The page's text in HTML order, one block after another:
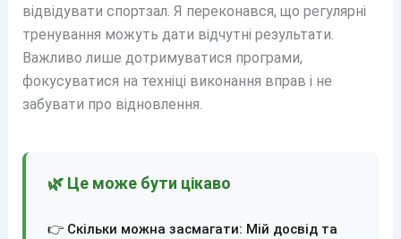
відвідувати спортзал. Я переконався, що регулярні
тренування можуть дати відчутні результати.
Важливо лише дотримуватися програми,
фокусуватися на техніці виконання вправ і не
забувати про відновлення.
🌿 Це може бути цікаво
👉 Скільки можна засмагати: Мій досвід та